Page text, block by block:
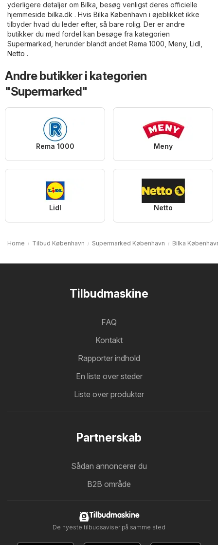
yderligere detaljer om Bilka, besøg venligst deres officielle
hjemmeside bilka.dk . Hvis Bilka København i øjeblikket ikke
tilbyder hvad du leder efter, så bare rolig. Der er andre
butikker du med fordel kan besøge fra kategorien
Supermarked , herunder blandt andet Rema 1000 Meny, Lidl
Netto .
Andre butikker i kategorien
"Supermarked"
Rema 1000 Meny
Lidl Netto
Home Tilbud København Supermarked København Bilka
Tilbudmaskine
FAQ
Kontakt
Rapporter indhold
En liste over steder
Liste over produkter
Partnerskab
Sådan annoncerer du
B2B område
Tilbudmaskine
De nyeste tilbudsaviser på samme sted